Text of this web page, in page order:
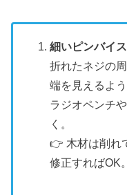
細いピンバイ
折れたネジの
端を見えるよう
ラジオペンチ
く。
👉 木材は削れ
修正すればOK。